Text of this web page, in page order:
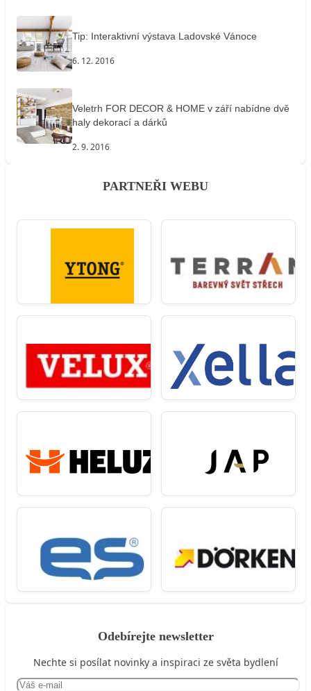
Tip: Interaktivní výstava Ladovské Vánoce
6. 12. 2016
Veletrh FOR DECOR & HOME v září nabídne dvě
haly dekorací a dárků
2. 9. 2016
PARTNEŘI WEBU
Odebírejte newsletter
Nechte si posílat novinky a inspiraci ze světa bydlení